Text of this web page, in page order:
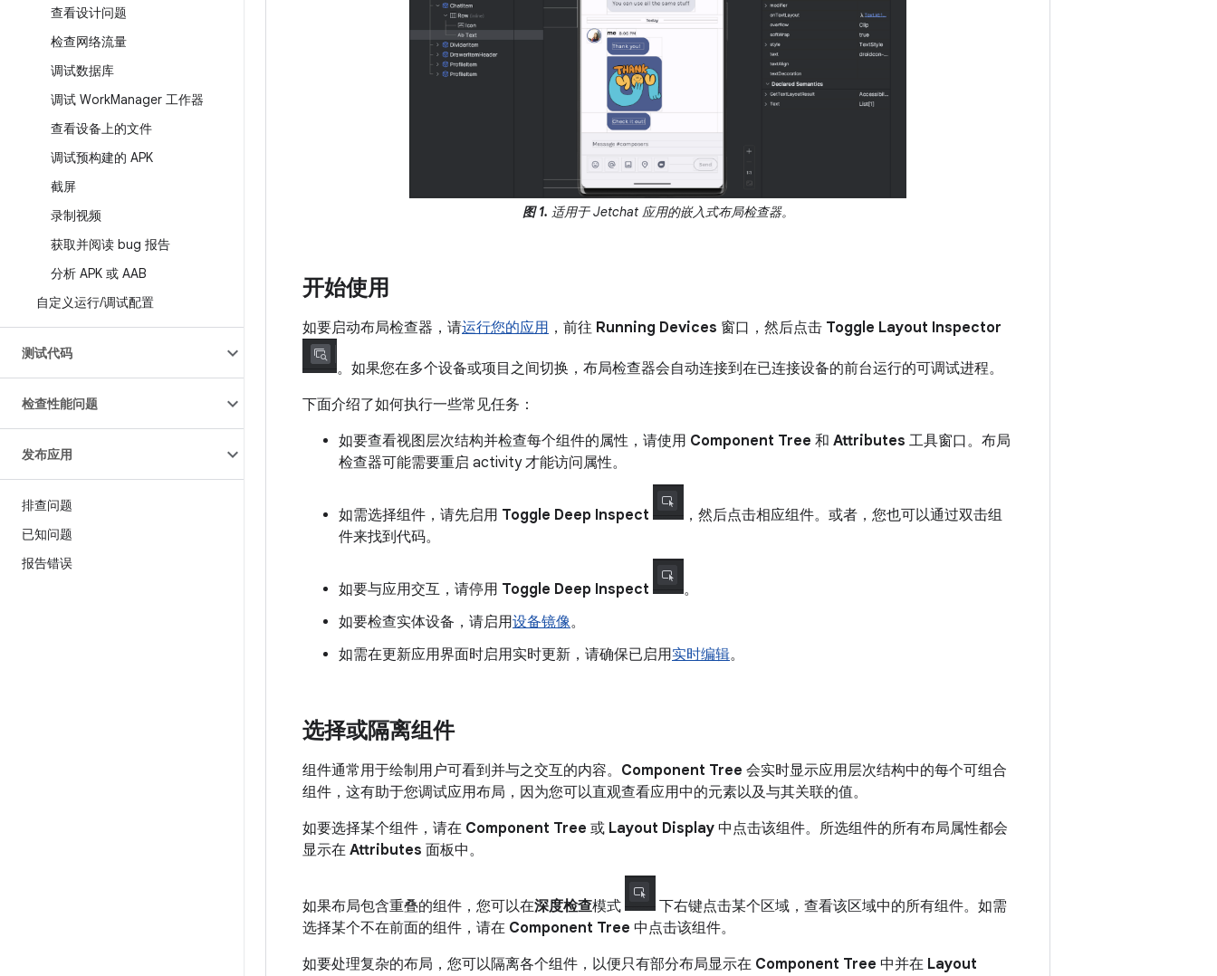
查看设计问题
检查网络流量
调试数据库
调试 WorkManager 工作器
查看设备上的文件
调试预构建的 APK
截屏
录制视频
获取并阅读 bug 报告
分析 APK 或 AAB
自定义运行/调试配置
测试代码
检查性能问题
发布应用
排查问题
已知问题
报告错误
图 1. 适用于 Jetchat 应用的嵌入式布局检查器。
开始使用
如要启动布局检查器，请运行您的应用 ，前往 Running Devices 窗口，然后点击 Toggle Layout Inspector
。如果您在多个设备或项目之间切换，布局检查器会自动连接到在已连接设备的前台运行的可调试进程。
下面介绍了如何执行一些常见任务：
如要查看视图层次结构并检查每个组件的属性，请使用 Component Tree 和 Attributes 工具窗口。布局
检查器可能需要重启 activity 才能访问属性。
如需选择组件，请先启用 Toggle Deep Inspect
，然后点击相应组件。或者，您也可以通过双击组
件来找到代码。
如要与应用交互，请停用 Toggle Deep Inspect
。
如要检查实体设备，请启用设备镜像。
如需在更新应用界面时启用实时更新，请确保已启用实时编辑。
选择或隔离组件
组件通常用于绘制用户可看到并与之交互的内容。 Component Tree 会实时显示应用层次结构中的每个可组合
组件，这有助于您调试应用布局，因为您可以直观查看应用中的元素以及与其关联的值。
如要选择某个组件，请在 Component Tree 或 Layout Display 中点击该组件。所选组件的所有布局属性都会
显示在 Attributes 面板中。
如果布局包含重叠的组件，您可以在深度检查模式
下右键点击某个区域，查看该区域中的所有组件。如需
选择某个不在前面的组件，请在 Component Tree 中点击该组件。
如要处理复杂的布局，您可以隔离各个组件，以便只有部分布局显示在 Component Tree 中并在 Layout